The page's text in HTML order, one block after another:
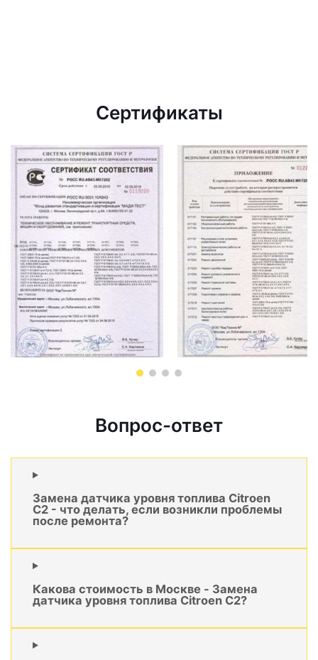
Сертификаты
Вопрос-ответ
Замена датчика уровня топлива Citroen
C2 - что делать, если возникли проблемы
после ремонта?
Какова стоимость в Москве - Замена
датчика уровня топлива Citroen C2?